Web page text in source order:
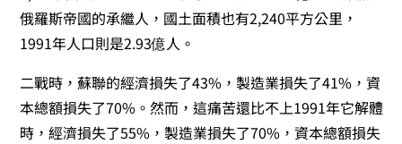
俄羅斯帝國的承繼人，國土面積也有2,240平方公里，
1991年人口則是2.93億人。
二戰時，蘇聯的經濟損失了43%，製造業損失了41%，資
本總額損失了70%。然而，這痛苦還比不上1991年它解體
時，經濟損失了55%，製造業損失了70%，資本總額損失